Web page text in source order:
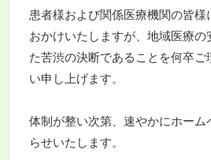
患者様および関係医療機関の皆様
おかけいたしますが、地域医療の
た苦渋の決断であることを何卒
い申し上げます。
体制が整い次第、速やかにホーム
らせいたします。